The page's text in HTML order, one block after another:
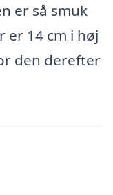
er så smuk
er 14 cm i høj
den derefter